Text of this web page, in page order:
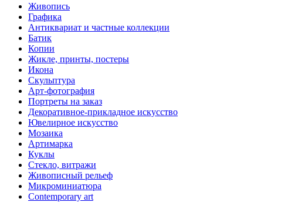
Живопись
Графика
Антиквариат и частные коллекции
Батик
Копии
Жикле, принты, постеры
Икона
Скульптура
Арт-фотография
Портреты на заказ
Декоративное-прикладное искусство
Ювелирное искусство
Мозаика
Артимарка
Куклы
Стекло, витражи
Живописный рельеф
Микроминиатюра
Contemporary art